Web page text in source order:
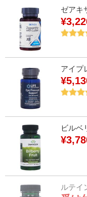
ゼアキ
アイプ
ビルベ
ルテイ